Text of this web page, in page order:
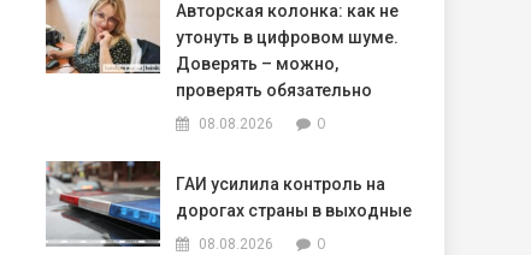
Авторская колонка: как не
утонуть в цифровом шуме.
Доверять – можно,
проверять обязательно
08.08.2026 0
ГАИ усилила контроль на
дорогах страны в выходные
08.08.2026 0